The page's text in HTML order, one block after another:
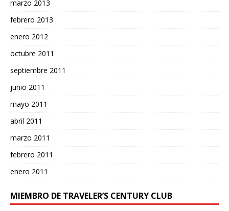
marzo 2013
febrero 2013
enero 2012
octubre 2011
septiembre 2011
junio 2011
mayo 2011
abril 2011
marzo 2011
febrero 2011
enero 2011
MIEMBRO DE TRAVELER’S CENTURY CLUB